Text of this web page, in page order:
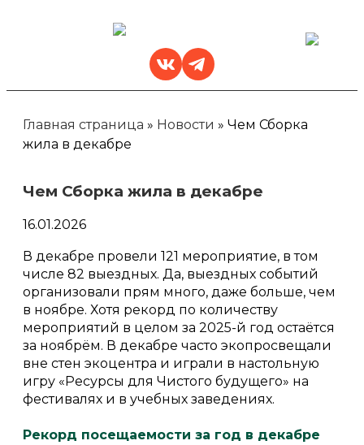
Главная страница » Новости » Чем Сборка
жила в декабре
Чем Сборка жила в декабре
16.01.2026
В декабре провели 121 мероприятие, в том
числе 82 выездных. Да, выездных событий
организовали прям много, даже больше, чем
в ноябре. Хотя рекорд по количеству
мероприятий в целом за 2025-й год остаётся
за ноябрём. В декабре часто экопросвещали
вне стен экоцентра и играли в настольную
игру «Ресурсы для Чистого будущего» на
фестивалях и в учебных заведениях.
Рекорд посещаемости за год в декабре